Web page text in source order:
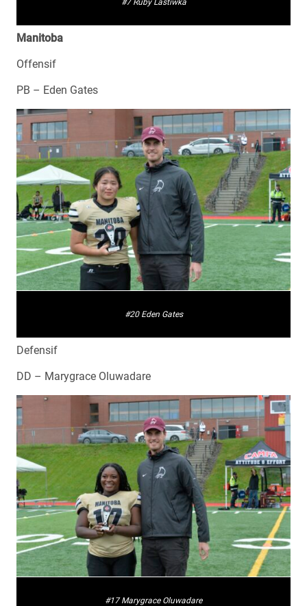
Manitoba
Offensif
PB – Eden Gates
#20 Eden Gates
Defensif
DD – Marygrace Oluwadare
#17 Marygrace Oluwadare